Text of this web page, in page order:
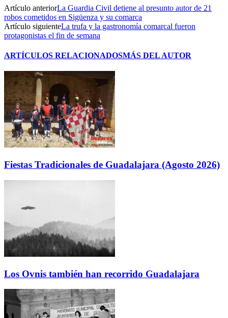
Artículo anteriorLa Guardia Civil detiene al presunto autor de 21
robos cometidos en Sigüenza y su comarca
Artículo siguienteLa trufa y la gastronomía comarcal fueron
protagonistas el fin de semana
ARTÍCULOS RELACIONADOSMÁS DEL AUTOR
Fiestas Tradicionales de Guadalajara (Agosto 2026)
Los Ovnis también han recorrido Guadalajara